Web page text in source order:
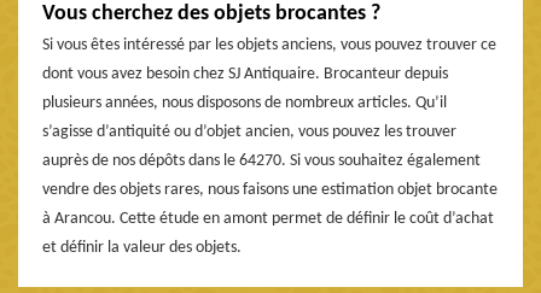
Vous cherchez des objets brocantes ?
Si vous êtes intéressé par les objets anciens, vous pouvez trouver ce
dont vous avez besoin chez SJ Antiquaire. Brocanteur depuis
plusieurs années, nous disposons de nombreux articles. Qu’il
s’agisse d’antiquité ou d’objet ancien, vous pouvez les trouver
auprès de nos dépôts dans le 64270. Si vous souhaitez également
vendre des objets rares, nous faisons une estimation objet brocante
à Arancou. Cette étude en amont permet de définir le coût d’achat
et définir la valeur des objets.